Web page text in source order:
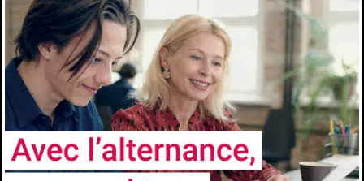
CONTACTS
Université
Université de Toulon